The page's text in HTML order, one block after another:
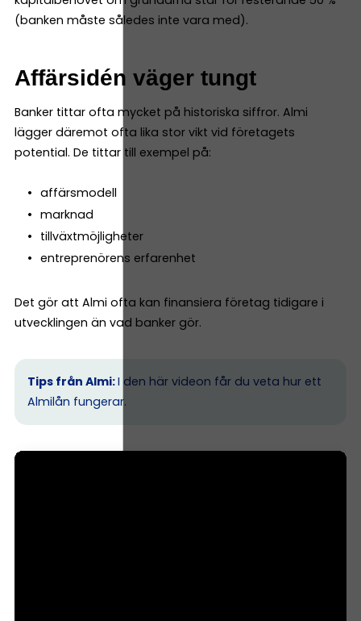
(banken måste således inte vara med).
Affärsidén väger tungt
Banker tittar ofta mycket på historiska siffror. Almi
lägger däremot ofta lika stor vikt vid företagets
potential. De tittar till exempel på:
affärsmodell
marknad
tillväxtmöjligheter
entreprenörens erfarenhet
Det gör att Almi ofta kan finansiera företag tidigare i
utvecklingen än vad banker gör.
Tips från Almi:I den här videon får du veta hur ett
Almilån fungerar.